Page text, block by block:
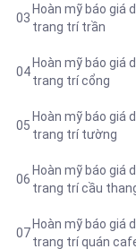
03
Hoàn mỹ báo giá
trang trí trần
04
Hoàn mỹ báo giá
trang trí cổng
05
Hoàn mỹ báo giá
trang trí tường
06
Hoàn mỹ báo giá
trang trí cầu
07
Hoàn mỹ báo giá
trang trí quán